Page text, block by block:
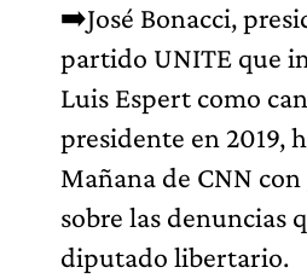
➡️José Bonacci,
partido UNITE que
Luis Espert como
presidente en 2019,
Mañana de CNN con
sobre las denuncias
diputado libertario.